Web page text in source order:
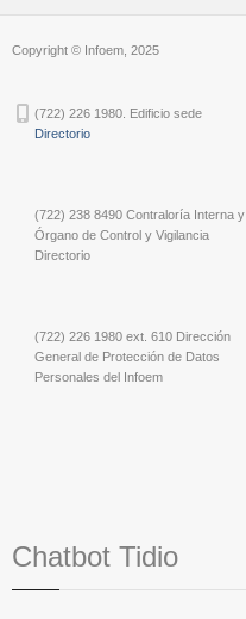
Copyright © Infoem, 2025
(722) 226 1980. Edificio sede
Directorio
(722) 238 8490 Contraloría Interna y
Órgano de Control y Vigilancia
Directorio
(722) 226 1980 ext. 610 Dirección
General de Protección de Datos
Personales del Infoem
Chatbot Tidio